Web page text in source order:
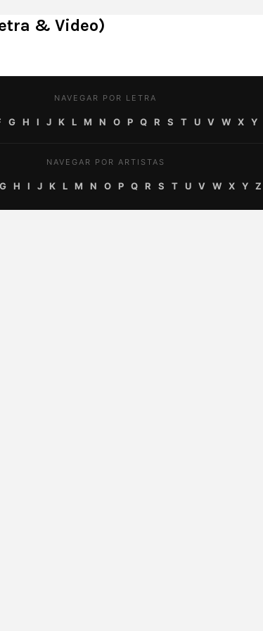
& Video)
NAVEGAR POR LETRA
G H I J K L M N O P Q R S T U V W X Y
NAVEGAR POR ARTISTAS
G H I J K L M N O P Q R S T U V W X Y Z